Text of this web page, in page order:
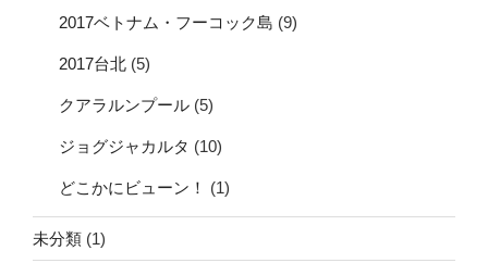
2017ベトナム・フーコック島 (9)
2017台北 (5)
クアラルンプール (5)
ジョグジャカルタ (10)
どこかにビューン！ (1)
未分類 (1)